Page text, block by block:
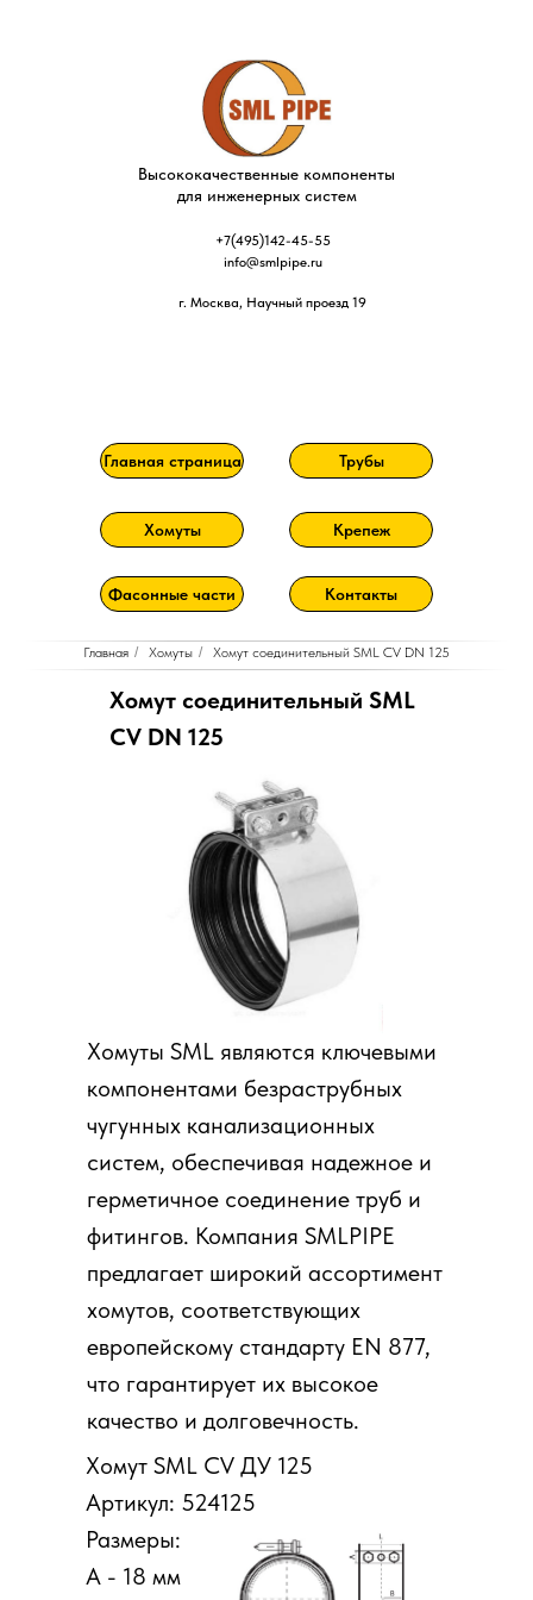
Высококачественные компоненты
для инженерных систем
+7(495)142-45-55
info@smlpipe.ru
г. Москва, Научный проезд 19
Главная страница
Контакты
Фасонные части
Трубы
Хомуты Крепеж
Главная / Хомуты / Хомут соединительный SML CV DN 125
Хомут соединительный SML
CV DN 125
Хомуты SML являются ключевыми
компонентами безраструбных
чугунных канализационных
систем, обеспечивая надежное и
герметичное соединение труб и
фитингов. Компания SMLPIPE
предлагает широкий ассортимент
хомутов, соответствующих
европейскому стандарту EN 877,
что гарантирует их высокое
качество и долговечность.
Хомут SML CV ДУ 125
Артикул: 524125
Размеры:
A - 18 мм